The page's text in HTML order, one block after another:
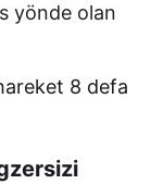
yönde olan
8 defa